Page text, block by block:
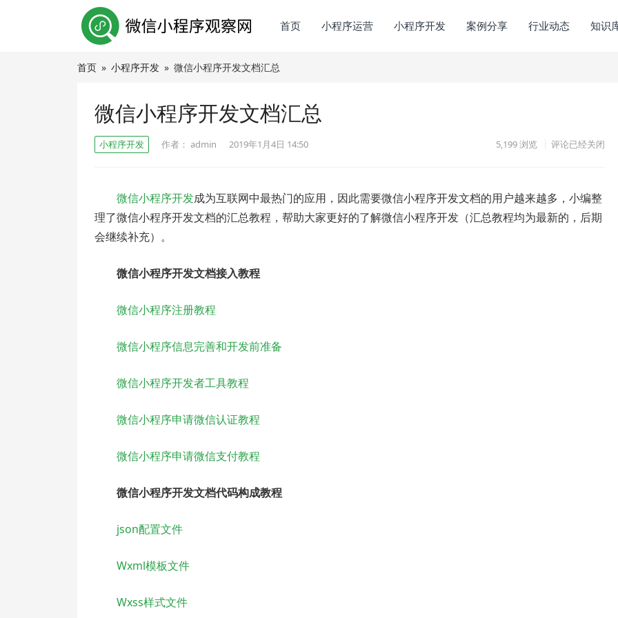
首页 小程序运营 小程序开发 案例分享 行业动态 知识
首页 » 小程序开发 » 微信小程序开发文档汇总
微信小程序开发文档汇总
小程序开发 作者： admin 2019年1月4日 14:50 5,199浏览 评论已经关闭
微信小程序开发成为互联网中最热门的应用，因此需要微信小程序开发文档的用户越来越多，小编整
理了微信小程序开发文档的汇总教程，帮助大家更好的了解微信小程序开发（汇总教程均为最新的，后期
会继续补充）。
微信小程序开发文档接入教程
微信小程序注册教程
微信小程序信息完善和开发前准备
微信小程序开发者工具教程
微信小程序申请微信认证教程
微信小程序申请微信支付教程
微信小程序开发文档代码构成教程
json配置文件
Wxml模板文件
Wxss样式文件